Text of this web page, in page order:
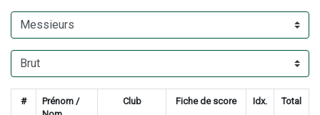
#
Prénom /
Club Fiche de score Idx. Total